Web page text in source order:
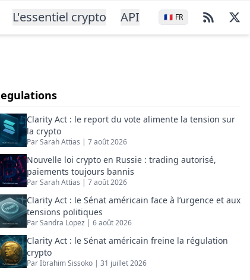
L'essentiel crypto API 🇫🇷 FR
Clarity Act : le report du vote alimente la tension sur
la crypto
ParSarah Attias | 7 août 2026
Nouvelle loi crypto en Russie : trading autorisé,
paiements toujours bannis
ParSarah Attias | 7 août 2026
Clarity Act : le Sénat américain face à l’urgence et aux
tensions politiques
ParSandra Lopez | 6 août 2026
Clarity Act : le Sénat américain freine la régulation
crypto
ParIbrahim Sissoko | 31 juillet 2026